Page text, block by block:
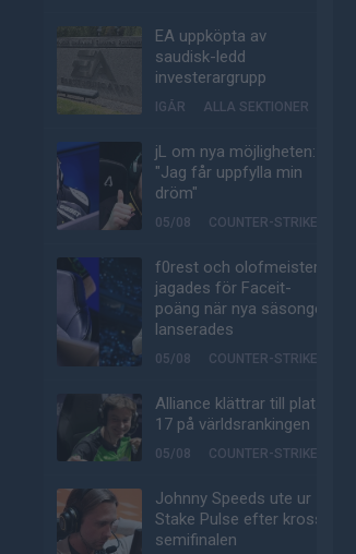
EA uppköpta av
saudisk-ledd
investerargrupp
IGÅR ALLA SEKTIONER
jL om nya möjligheten:
"Jag får uppfylla min
dröm"
05/08 COUNTER-STRIKE
f0rest och olofmeister
jagades för Faceit-
poäng när nya säsongen
lanserades
05/08 COUNTER-STRIKE
Alliance klättrar till plats
17 på världsrankingen
05/08 COUNTER-STRIKE
Johnny Speeds ute ur
Stake Pulse efter kross i
semifinalen